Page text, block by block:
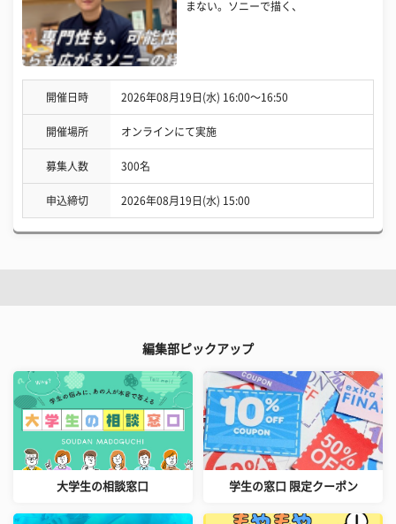
まない。ソニーで描く、
開催日時 2026年08月19日(水) 16:00〜16:50
開催場所 オンラインにて実施
募集人数 300名
申込締切 2026年08月19日(水) 15:00
編集部ピックアップ
大学生の相談窓口 学生の窓口 限定クーポン